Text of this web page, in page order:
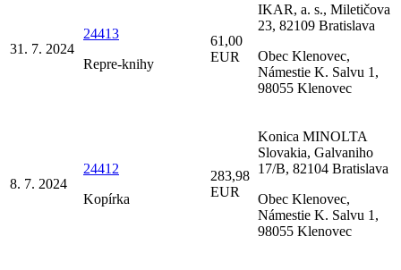
31. 7. 2024
24413
Repre-knihy
61,00
EUR
IKAR, a. s., Miletičova
23, 82109 Bratislava
Obec Klenovec,
Námestie K. Salvu 1,
98055 Klenovec
8. 7. 2024
24412
Kopírka
283,98
EUR
Konica MINOLTA
Slovakia, Galvaniho
17/B, 82104 Bratislava
Obec Klenovec,
Námestie K. Salvu 1,
98055 Klenovec